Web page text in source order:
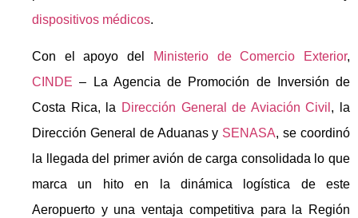
dispositivos médicos.
Con el apoyo del Ministerio de Comercio Exterior,
CINDE– La Agencia de Promoción de Inversión de
Costa Rica, la Dirección General de Aviación Civil , la
Dirección General de Aduanas y SENASA, se coordinó
la llegada del primer avión de carga consolidada lo que
marca un hito en la dinámica logística de este
Aeropuerto y una ventaja competitiva para la Región